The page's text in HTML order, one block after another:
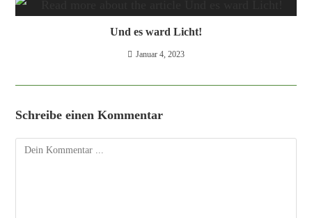
Und es ward Licht!
Januar 4, 2023
Schreibe einen Kommentar
Kommentieren